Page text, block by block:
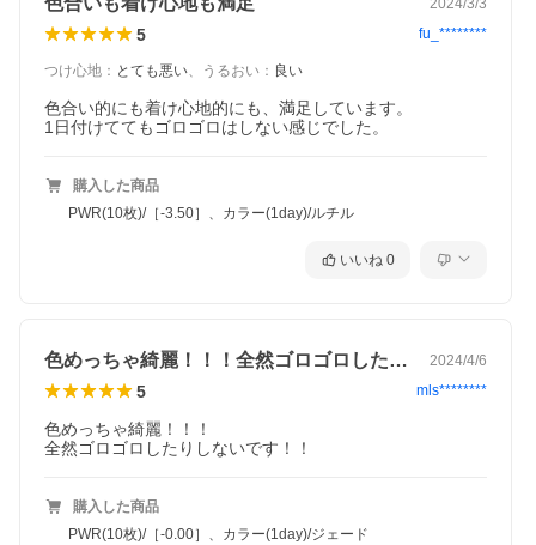
5 fu_********
つけ心地 ： とても悪い、 うるおい ： 良い
色合い的にも着け心地的にも、満足しています。
1日付けててもゴロゴロはしない感じでした。
購入した商品
PWR(10枚)/［-3.50］、カラー(1day)/ルチル
いいね 0
色めっちゃ綺麗！！！全然ゴロゴロしたり… 2024/4/6
5 mls********
色めっちゃ綺麗！！！
全然ゴロゴロしたりしないです！！
購入した商品
PWR(10枚)/［-0.00］、カラー(1day)/ジェード